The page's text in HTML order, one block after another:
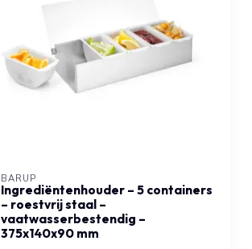
BARUP
Ingrediëntenhouder – 5 containers
– roestvrij staal –
vaatwasserbestendig –
375x140x90 mm